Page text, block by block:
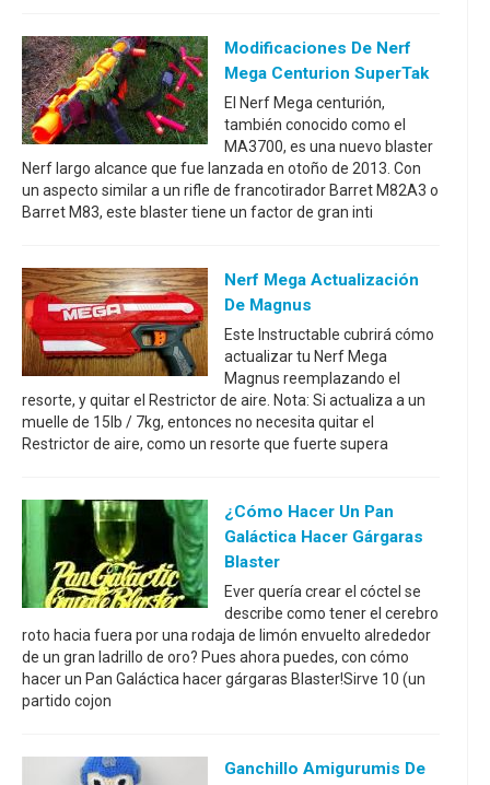
Modificaciones De Nerf
Mega Centurion SuperTak
El Nerf Mega centurión,
también conocido como el
MA3700, es una nuevo blaster
Nerf largo alcance que fue lanzada en otoño de 2013. Con
un aspecto similar a un rifle de francotirador Barret M82A3 o
Barret M83, este blaster tiene un factor de gran inti
Nerf Mega Actualización
De Magnus
Este Instructable cubrirá cómo
actualizar tu Nerf Mega
Magnus reemplazando el
resorte, y quitar el Restrictor de aire. Nota: Si actualiza a un
muelle de 15lb / 7kg, entonces no necesita quitar el
Restrictor de aire, como un resorte que fuerte supera
¿Cómo Hacer Un Pan
Galáctica Hacer Gárgaras
Blaster
Ever quería crear el cóctel se
describe como tener el cerebro
roto hacia fuera por una rodaja de limón envuelto alrededor
de un gran ladrillo de oro? Pues ahora puedes, con cómo
hacer un Pan Galáctica hacer gárgaras Blaster!Sirve 10 (un
partido cojon
Ganchillo Amigurumis De